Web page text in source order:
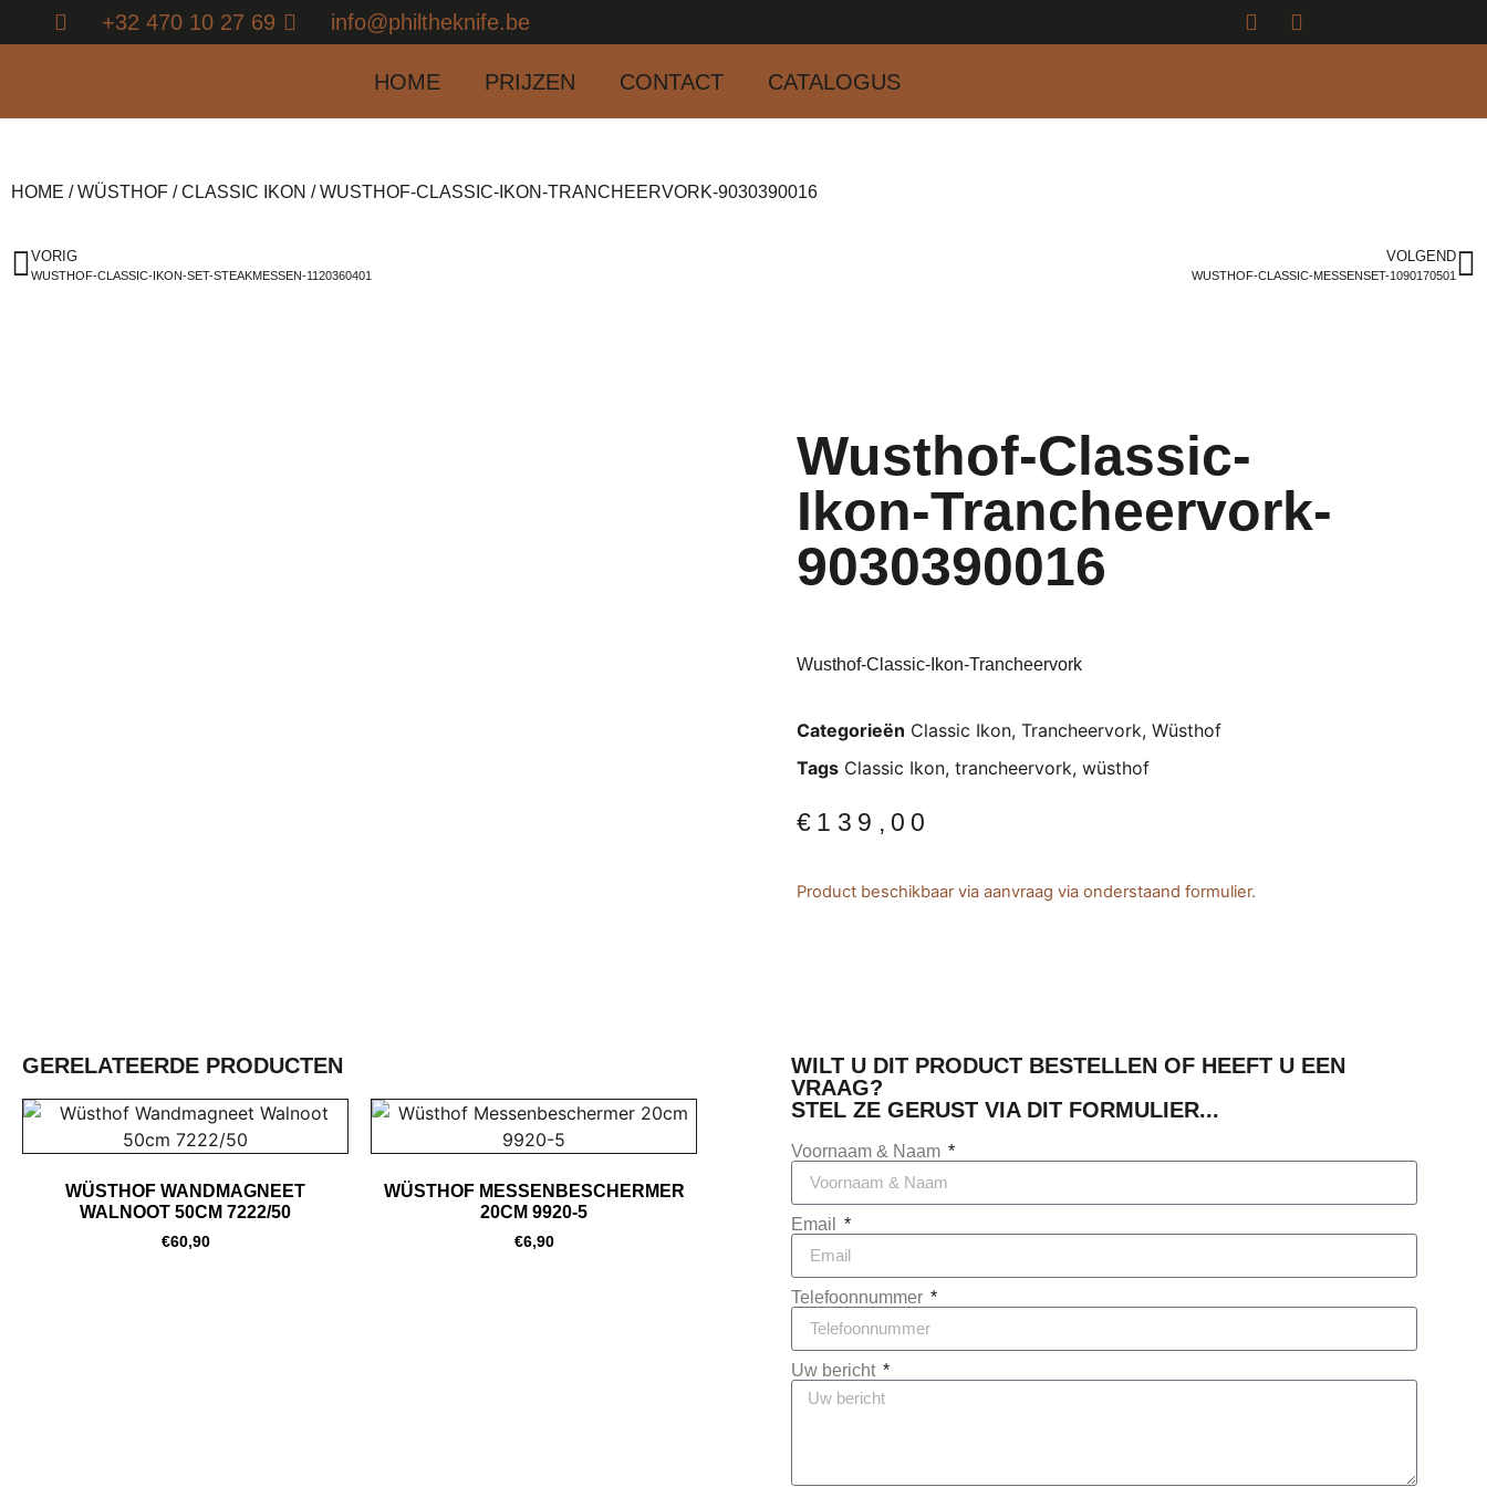
+32 470 10 27 69 info@philtheknife.be
HOME PRIJZEN CONTACT CATALOGUS
HOME /WÜSTHOF /CLASSIC IKON / WUSTHOF-CLASSIC-IKON-TRANCHEERVORK-9030390016
VORIG
WUSTHOF-CLASSIC-IKON-SET-STEAKMESSEN-1120360401
VOLGEND
WUSTHOF-CLASSIC-MESSENSET-1090170501
Wusthof-Classic-
Ikon-Trancheervork-
9030390016
Wusthof-Classic-Ikon-Trancheervork
Categorieën Classic Ikon, Trancheervork, Wüsthof
Tags Classic Ikon, trancheervork, wüsthof
€ 139,00
Product beschikbaar via aanvraag via onderstaand formulier.
GERELATEERDE PRODUCTEN
WÜSTHOF WANDMAGNEET
WALNOOT 50CM 7222/50
€60,90
WÜSTHOF MESSENBESCHERMER
20CM 9920-5
€6,90
WILT U DIT PRODUCT BESTELLEN OF HEEFT U EEN
VRAAG?
STEL ZE GERUST VIA DIT FORMULIER...
Voornaam & Naam
Email
Telefoonnummer
Uw bericht